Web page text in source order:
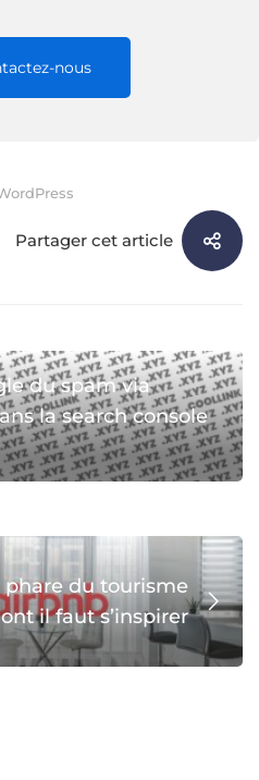
nous
Partager cet article
du spam via
la search console
phare du tourisme
il faut s’inspirer